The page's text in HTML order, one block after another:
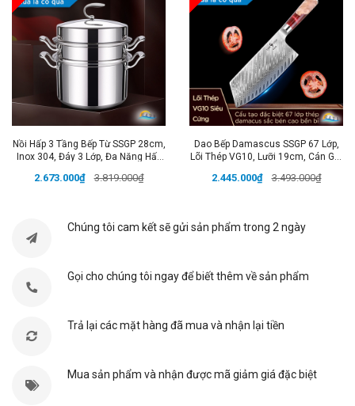
borosilicate cao cấp
, với độ cứng cao và khả năng
chịu va đập tốt.Thủy tinh trong suốt như pha lê,
không chứa chì và kim loại nặng, đảm bảo an toàn
cho sức khỏe gia đình bạn.
Nắp kiểu vỏ sòcố định,
mở góc 90 độ, giúp đóng mở dễ dàng và linh
hoạt.Mặt nắp inox 304
giúp bảo vệ gia vị khỏi bụi
bẩn và côn trùng, giữ cho gia vị luôn tươi mới.Thìa
cafe đi kèmgiúp bạn định lượng gia vị một cách
Tính Năng Nổi Bật:
Chất Liệu Thủy Tinh Borosilicate Cao Cấp: Đảm
bảo an toàn sức khỏe, chịu va đập tốt, không chứa
✔️
Nắp Inox 304: Bảo vệ gia vị tốt hơn, ngăn bụi bẩn
Thiết Kế Nắp Kiểu Vỏ Sò : Mở góc 90 độ, đóng mở
linh hoạt, dễ dàng sử dụng.
Nồi Hấp 3 Tầng Bếp Từ SSGP 28cm,
Inox 304, Đáy 3 Lớp, Đa Năng Hấp
Đức
2.673.000₫ 3.819.000₫
Dao Bếp Damascus SSGP 67 Lớp,
Lõi Thép VG10, Lưỡi 19cm, Cán Gỗ,
2.445.000₫ 3.493.000₫
Chúng tôi cam kết sẽ gửi sản phẩm trong 2 ngày
Gọi cho chúng tôi ngay để biết thêm về sản phẩm
Trả lại các mặt hàng đã mua và nhận lại tiền
Mua sản phẩm và nhận được mã giảm giá đặc biệt